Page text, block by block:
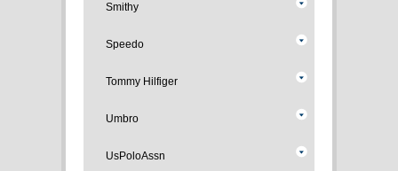
Smithy
Speedo
Tommy Hilfiger
Umbro
UsPoloAssn